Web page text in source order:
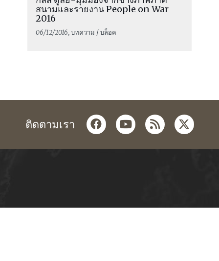
สนามและรายงาน People on War
2016
06/12/2016, บทความ / บล็อค
ติดตามเรา facebookyoutube
rss twitter